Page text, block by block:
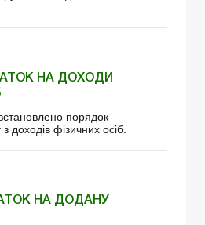
НА ДОХОДИ
порядок
доходів фізичних осіб.
НА ДОДАНУ